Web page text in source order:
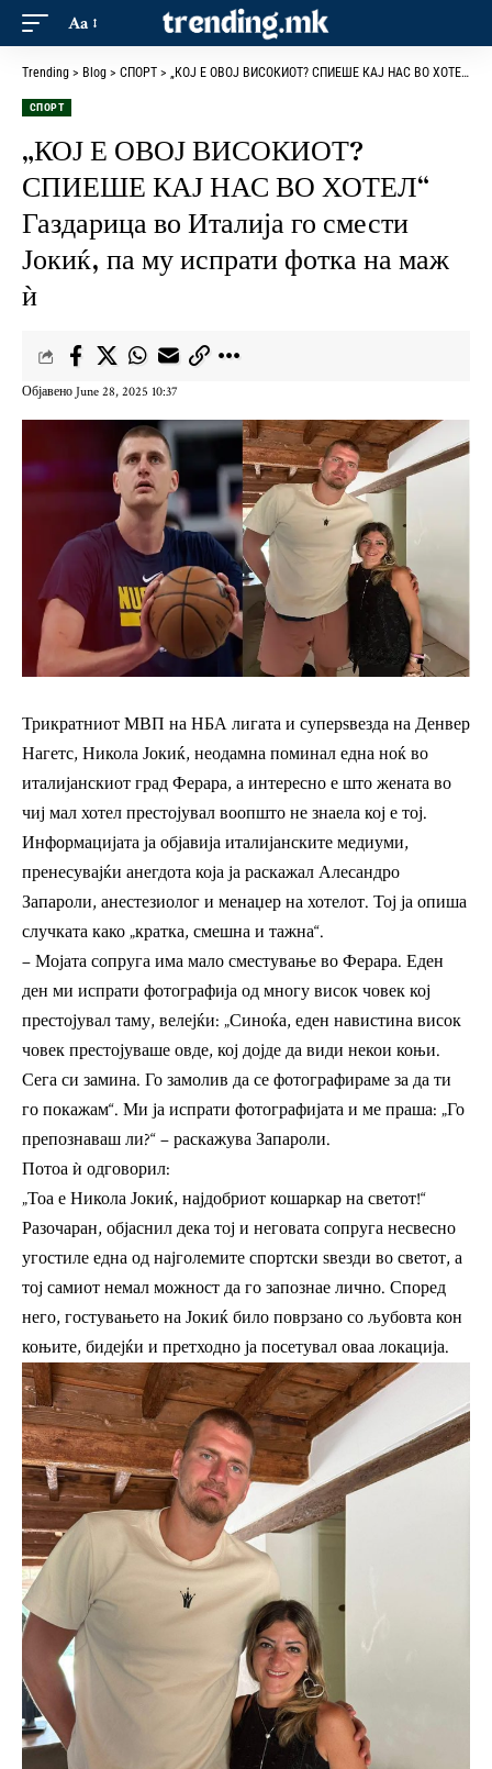
Aa
Trending > Blog > СПОРТ > „КОЈ Е ОВОЈ ВИСОКИОТ? СПИЕШЕ КАЈ НАС ВО ХОТЕЛ“ Газдарица во Италија го смести Јокиќ, па му испрати фотка на маж ѝ
СПОРТ
„КОЈ Е ОВОЈ ВИСОКИОТ?
СПИЕШЕ КАЈ НАС ВО ХОТЕЛ“
Газдарица во Италија го смести
Јокиќ, па му испрати фотка на маж
ѝ
Објавено June 28, 2025 10:37
Трикратниот МВП на НБА лигата и суперѕвезда на Денвер
Нагетс, Никола Јокиќ, неодамна поминал една ноќ во
италијанскиот град Ферара, а интересно е што жената во
чиј мал хотел престојувал воопшто не знаела кој е тој.
Информацијата ја објавија италијанските медиуми,
пренесувајќи анегдота која ја раскажал Алесандро
Запароли, анестезиолог и менаџер на хотелот. Тој ја опиша
случката како „кратка, смешна и тажна“.
– Мојата сопруга има мало сместување во Ферара. Еден
ден ми испрати фотографија од многу висок човек кој
престојувал таму, велејќи: „Синоќа, еден навистина висок
човек престојуваше овде, кој дојде да види некои коњи.
Сега си замина. Го замолив да се фотографираме за да ти
го покажам“. Ми ја испрати фотографијата и ме праша: „Го
препознаваш ли?“ – раскажува Запароли.
Потоа ѝ одговорил:
„Тоа е Никола Јокиќ, најдобриот кошаркар на светот!“
Разочаран, објаснил дека тој и неговата сопруга несвесно
угостиле една од најголемите спортски ѕвезди во светот, а
тој самиот немал можност да го запознае лично. Според
него, гостувањето на Јокиќ било поврзано со љубовта кон
коњите, бидејќи и претходно ја посетувал оваа локација.